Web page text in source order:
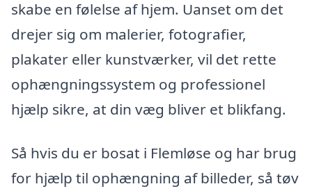
skabe en følelse af hjem. Uanset om det
drejer sig om malerier, fotografier,
plakater eller kunstværker, vil det rette
ophængningssystem og professionel
hjælp sikre, at din væg bliver et blikfang.
Så hvis du er bosat i Flemløse og har brug
for hjælp til ophængning af billeder, så tøv